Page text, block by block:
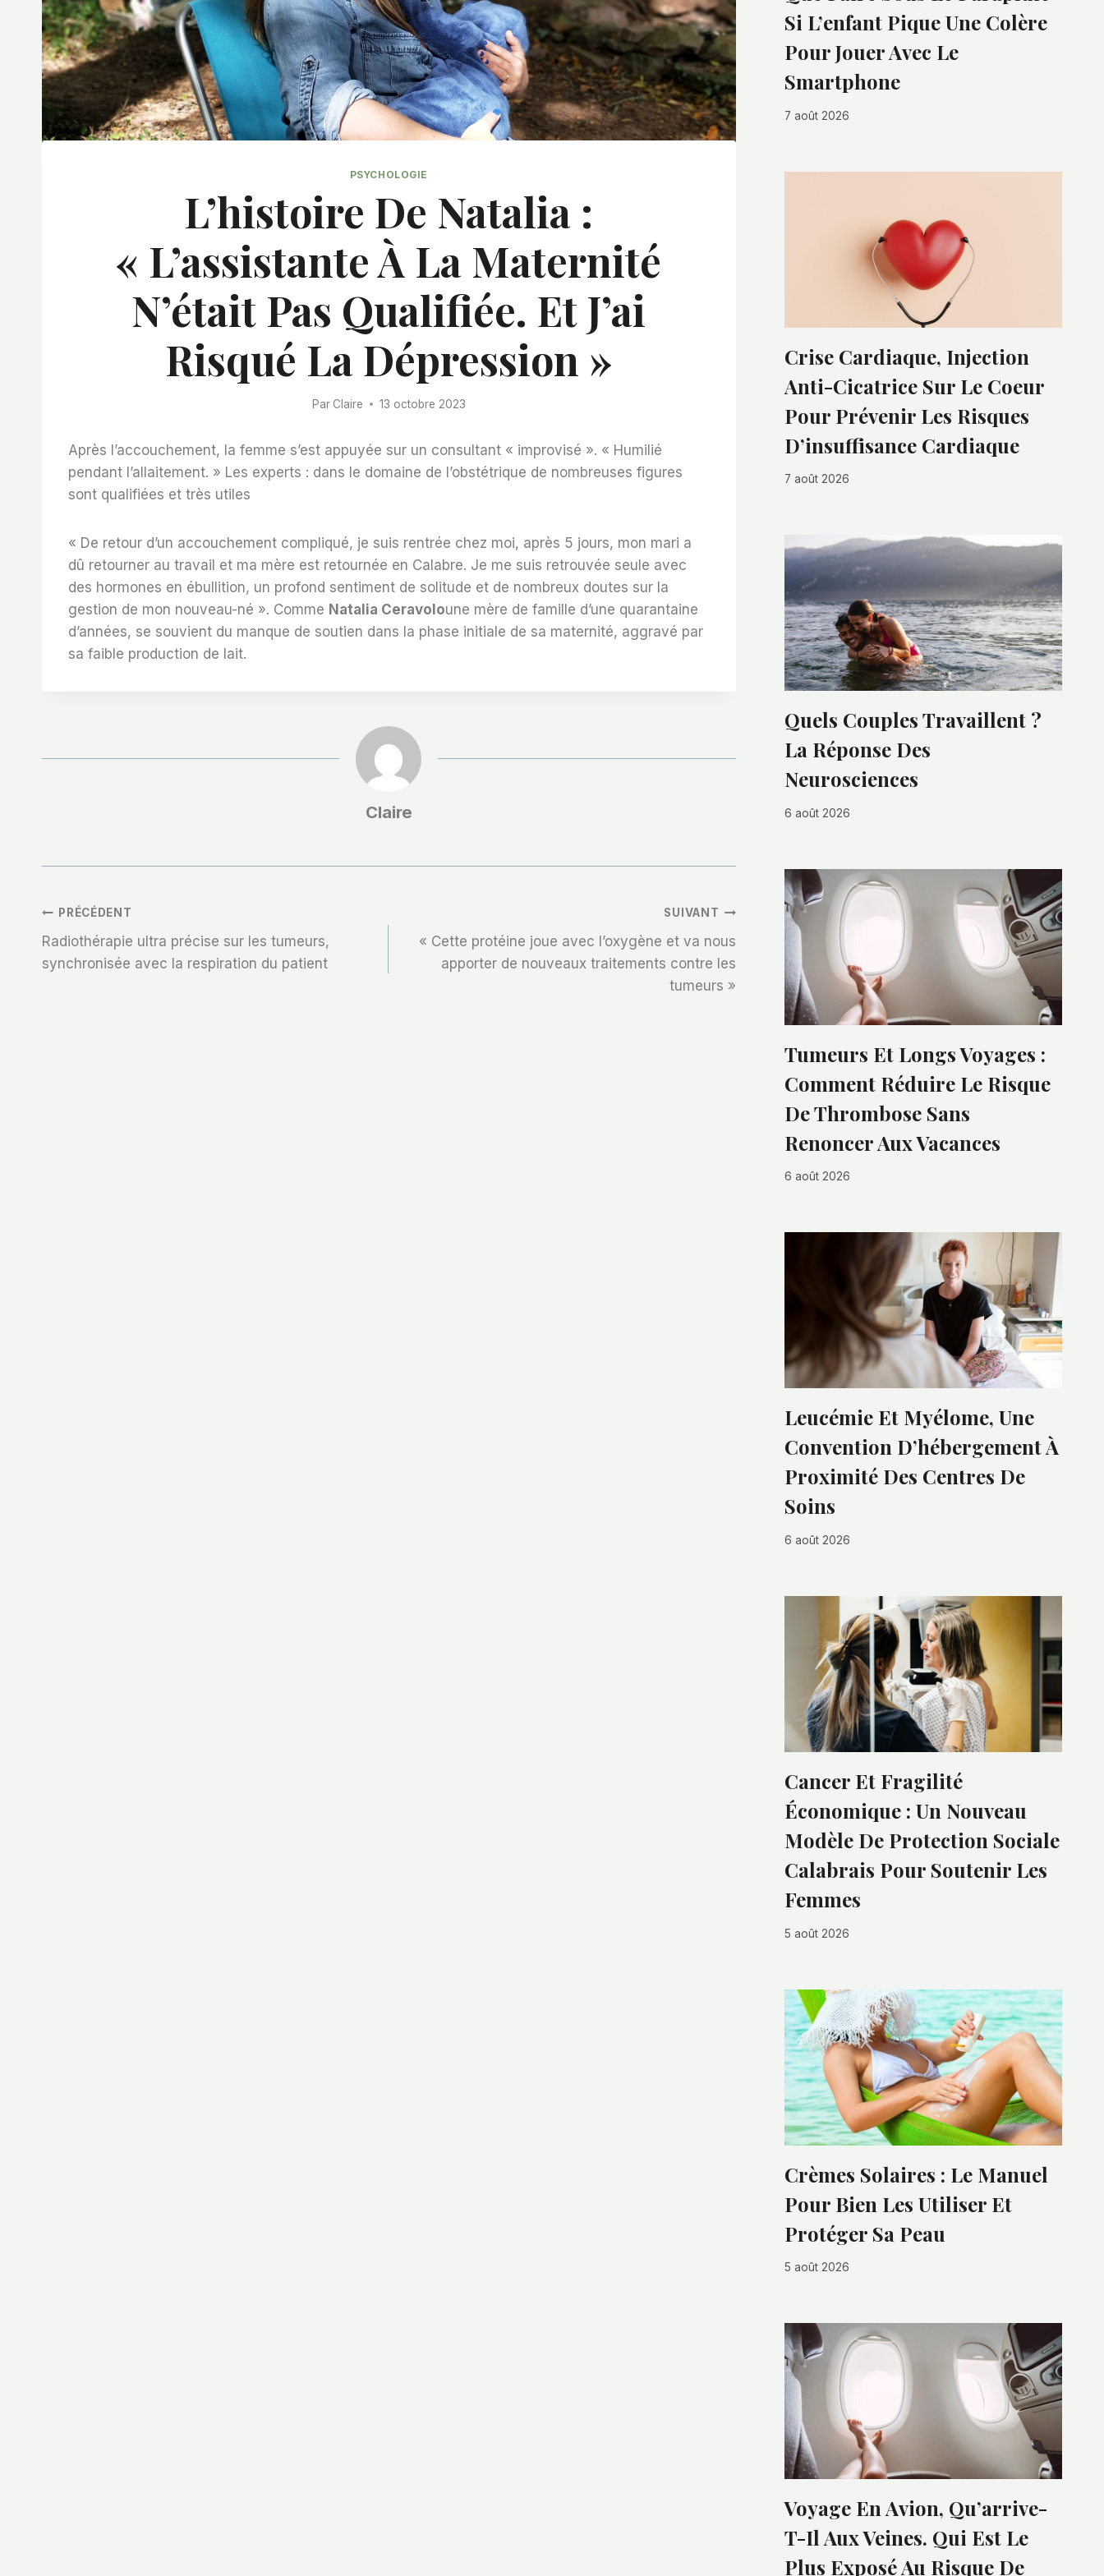
PSYCHOLOGIE
L’histoire De Natalia :
« L’assistante À La Maternité
N’était Pas Qualifiée. Et J’ai
Risqué La Dépression »
Par Claire 13 octobre 2023
Après l’accouchement, la femme s’est appuyée sur un consultant « improvisé ». « Humilié
pendant l’allaitement. » Les experts : dans le domaine de l’obstétrique de nombreuses figures
sont qualifiées et très utiles
« De retour d’un accouchement compliqué, je suis rentrée chez moi, après 5 jours, mon mari a
dû retourner au travail et ma mère est retournée en Calabre. Je me suis retrouvée seule avec
des hormones en ébullition, un profond sentiment de solitude et de nombreux doutes sur la
gestion de mon nouveau-né ». Comme Natalia Ceravoloune mère de famille d’une quarantaine
d’années, se souvient du manque de soutien dans la phase initiale de sa maternité, aggravé par
sa faible production de lait.
Claire
Navigation
De
PRÉCÉDENT
Radiothérapie ultra précise sur les tumeurs,
synchronisée avec la respiration du patient
SUIVANT
« Cette protéine joue avec l’oxygène et va nous
apporter de nouveaux traitements contre les
tumeurs »
Si L’enfant Pique Une Colère
Pour Jouer Avec Le
Smartphone
7 août 2026
Crise Cardiaque, Injection
Anti-Cicatrice Sur Le Coeur
Pour Prévenir Les Risques
D’insuffisance Cardiaque
7 août 2026
Quels Couples Travaillent ?
La Réponse Des
Neurosciences
6 août 2026
Tumeurs Et Longs Voyages :
Comment Réduire Le Risque
De Thrombose Sans
Renoncer Aux Vacances
6 août 2026
Leucémie Et Myélome, Une
Convention D’hébergement À
Proximité Des Centres De
Soins
6 août 2026
Cancer Et Fragilité
Économique : Un Nouveau
Modèle De Protection Sociale
Calabrais Pour Soutenir Les
Femmes
5 août 2026
Crèmes Solaires : Le Manuel
Pour Bien Les Utiliser Et
Protéger Sa Peau
5 août 2026
Voyage En Avion, Qu’arrive-
T-Il Aux Veines. Qui Est Le
Plus Exposé Au Risque De